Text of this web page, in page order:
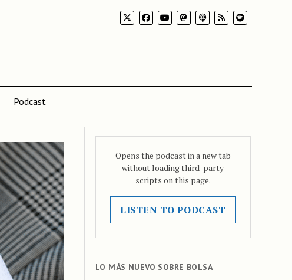
Podcast
Opens the podcast in a new tab
without loading third-party
scripts on this page.
LISTEN TO PODCAST
LO MÁS NUEVO SOBRE BOLSA